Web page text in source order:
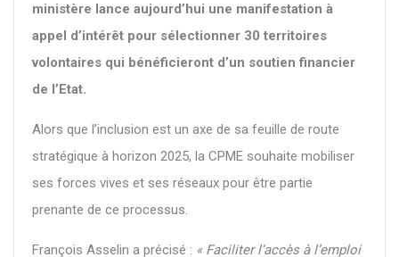
ministère lance aujourd’hui une manifestation à
appel d’intérêt pour sélectionner 30 territoires
volontaires qui bénéficieront d’un soutien financier
de l’Etat.
Alors que l’inclusion est un axe de sa feuille de route
stratégique à horizon 2025, la CPME souhaite mobiliser
ses forces vives et ses réseaux pour être partie
prenante de ce processus.
François Asselin a précisé : « Faciliter l’accès à l’emploi